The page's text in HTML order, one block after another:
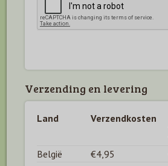
Verzending en levering
Land Verzendkosten
België
€4,95